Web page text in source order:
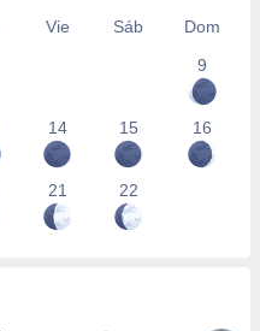
Vie Sáb
Dom
9
14 15 16
21 22